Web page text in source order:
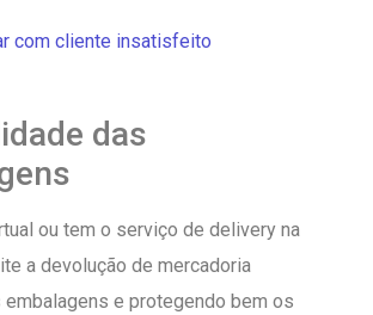
com cliente insatisfeito
das
ou tem o serviço de delivery na
a devolução de mercadoria
e protegendo bem os